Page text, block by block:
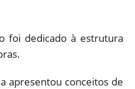
foi dedicado à estrutura
apresentou conceitos de